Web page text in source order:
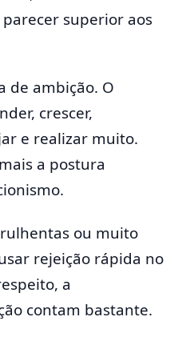
superior aos
de ambição. O
crescer,
e realizar muito.
a postura
ou muito
rejeição rápida no
a
contam bastante.